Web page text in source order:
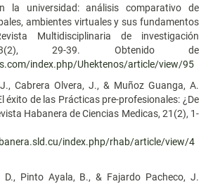
la universidad: análisis comparativo de
ambientes virtuales y sus fundamentos
Multidisciplinaria de investigación
29-39. Obtenido de
index.php/Uhektenos/article/view/95
Cabrera Olvera, J., & Muñoz Guanga, A.
éxito de las Prácticas pre-profesionales: ¿De
Habanera de Ciencias Medicas, 21(2), 1-
index.php/rhab/article/view/4
D., Pinto Ayala, B., & Fajardo Pacheco, J.